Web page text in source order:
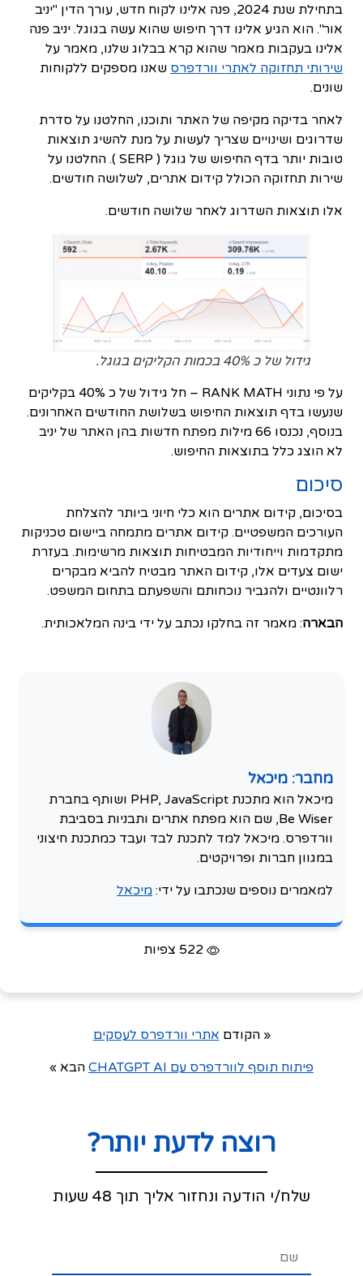
בתחילת שנת 2024, פנה אלינו לקוח חדש, עורך הדין "יניב
אור". הוא הגיע אלינו דרך חיפוש שהוא עשה בגוגל. יניב פנה
אלינו בעקבות מאמר שהוא קרא בבלוג שלנו, מאמר על
שירותי תחזוקה לאתרי וורדפרס שאנו מספקים ללקוחות
שונים.
לאחר בדיקה מקיפה של האתר ותוכנו, החלטנו על סדרת
שדרוגים ושינויים שצריך לעשות על מנת להשיג תוצאות
טובות יותר בדף החיפוש של גוגל ( SERP ). החלטנו על
שירות תחזוקה הכולל קידום אתרים, לשלושה חודשים.
אלו תוצאות השדרוג לאחר שלושה חודשים.
גידול של כ 40% בכמות הקליקים בגוגל.
על פי נתוני RANK MATH – חל גידול של כ 40% בקליקים
שנעשו בדף תוצאות החיפוש בשלושת החודשים האחרונים.
בנוסף, נכנסו 66 מילות מפתח חדשות בהן האתר של יניב
לא הוצג כלל בתוצאות החיפוש.
סיכום
בסיכום, קידום אתרים הוא כלי חיוני ביותר להצלחת
העורכים המשפטיים. קידום אתרים מתמחה ביישום טכניקות
מתקדמות וייחודיות המבטיחות תוצאות מרשימות. בעזרת
ישום צעדים אלו, קידום האתר מבטיח להביא מבקרים
רלוונטיים ולהגביר נוכחותם והשפעתם בתחום המשפט.
הבארה: מאמר זה בחלקו נכתב על ידי בינה המלאכותית.
מחבר: מיכאל
מיכאל הוא מתכנת PHP, JavaScript ושותף בחברת
Be Wiser, שם הוא מפתח אתרים ותבניות בסביבת
וורדפרס. מיכאל למד לתכנת לבד ועבד כמתכנת חיצוני
במגוון חברות ופרויקטים.
למאמרים נוספים שנכתבו על ידי: מיכאל
« הקודם אתרי וורדפרס לעסקים
פיתוח תוסף לוורדפרס עם CHATGPT AI
הבא »
רוצה לדעת יותר?
שלח/י הודעה ונחזור אליך תוך 48 שעות